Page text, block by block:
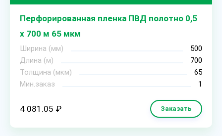
Перфорированная пленка ПВД полотно 0,5
х 700 м 65 мкм
Ширина (мм)
500
Длина (м)
700
Толщина (мкм)
65
Мин.заказ
1
4 081.05 ₽ Заказать